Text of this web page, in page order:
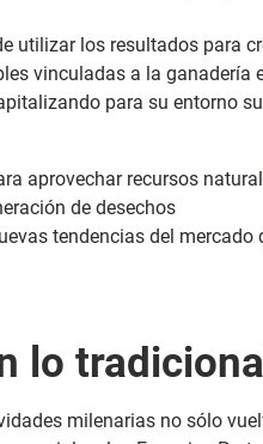
utilizar los resultados para
vinculadas a la ganadería
para su entorno
aprovechar recursos
de desechos
tendencias del
lo
milenarias no sólo